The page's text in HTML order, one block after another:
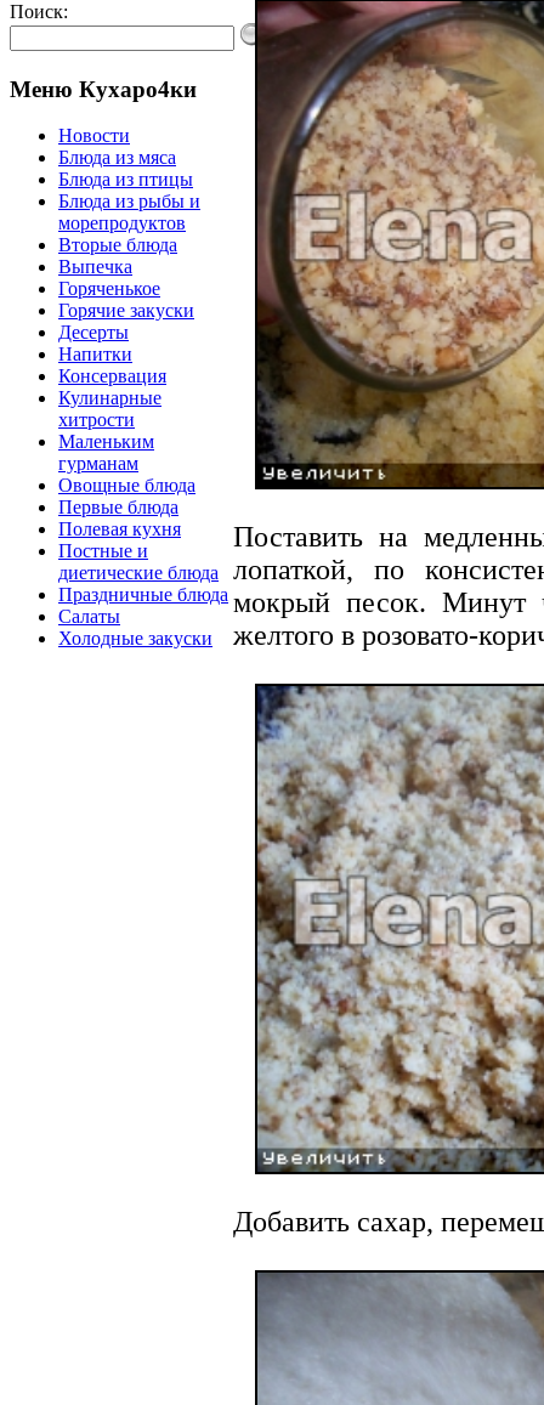
Поиск:
Меню Кухаро4ки
Новости
Блюда из мяса
Блюда из птицы
Блюда из рыбы и
морепродуктов
Вторые блюда
Выпечка
Горяченькое
Горячие закуски
Десерты
Напитки
Консервация
Кулинарные
хитрости
Маленьким
гурманам
Овощные блюда
Первые блюда
Полевая кухня
Постные и
диетические блюда
Праздничные блюда
Салаты
Холодные закуски
Поставить на
лопаткой, по
мокрый песок. Минут
желтого в розовато-
Добавить сахар,